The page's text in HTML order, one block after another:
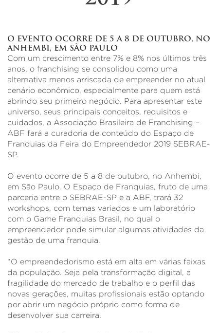
O EVENTO OCORRE DE 5 A 8 DE OUTUBRO, NO
ANHEMBI, EM SÃO PAULO
Com um crescimento entre 7% e 8% nos últimos três
anos, o franchising se consolidou como uma
alternativa menos arriscada de empreender no atual
cenário econômico, especialmente para quem está
abrindo seu primeiro negócio. Para apresentar este
universo, seus principais conceitos, requisitos e
cuidados, a Associação Brasileira de Franchising –
ABF fará a curadoria de conteúdo do Espaço de
Franquias da Feira do Empreendedor 2019 SEBRAE-
SP.
O evento ocorre de 5 a 8 de outubro, no Anhembi,
em São Paulo. O Espaço de Franquias, fruto de uma
parceria entre o SEBRAE-SP e a ABF, trará 32
workshops, com temas variados e um laboratório
com o Game Franquias Brasil, no qual o
empreendedor pode simular algumas atividades da
gestão de uma franquia.
“O empreendedorismo está em alta em várias faixas
da população. Seja pela transformação digital, a
fragilidade do mercado de trabalho e o perfil das
novas gerações, muitas profissionais estão optando
por abrir um negócio próprio como forma de
desenvolver sua carreira.